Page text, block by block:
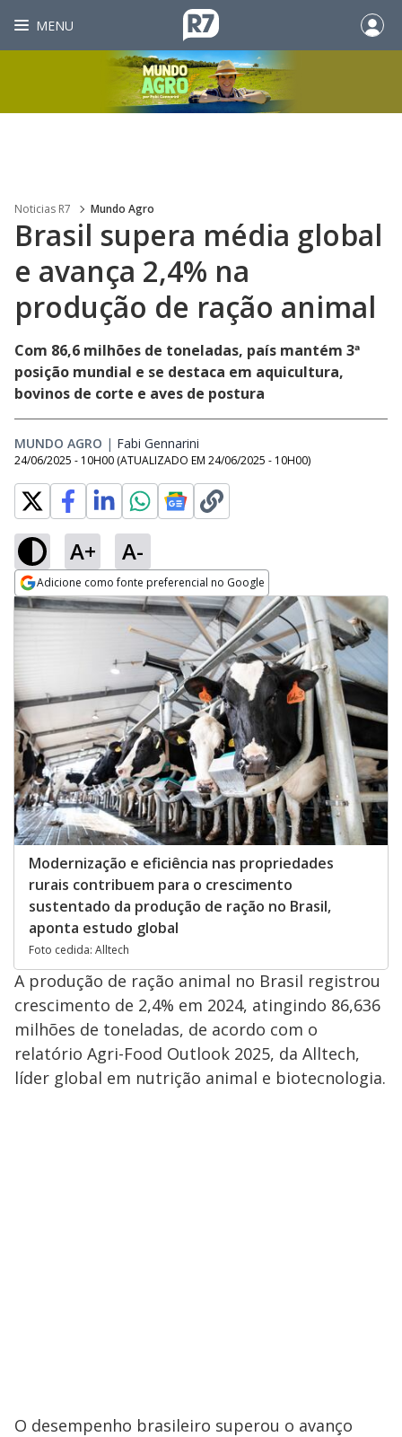
MENU
Noticias R7 Mundo Agro
Brasil supera média global
e avança 2,4% na
produção de ração animal
Com 86,6 milhões de toneladas, país mantém 3ª
posição mundial e se destaca em aquicultura,
bovinos de corte e aves de postura
MUNDO AGRO | Fabi Gennarini
24/06/2025 - 10H00 (ATUALIZADO EM 24/06/2025 - 10H00)
A+ A-
Adicione como fonte preferencial no Google
Opens in new window
Modernização e eficiência nas propriedades
rurais contribuem para o crescimento
sustentado da produção de ração no Brasil,
aponta estudo global
Foto cedida: Alltech
A produção de ração animal no Brasil registrou
crescimento de 2,4% em 2024, atingindo 86,636
milhões de toneladas, de acordo com o
relatório Agri-Food Outlook 2025, da Alltech,
líder global em nutrição animal e biotecnologia.
O desempenho brasileiro superou o avanço